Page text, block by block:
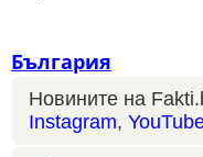
България
Новините на
Instagram,